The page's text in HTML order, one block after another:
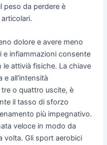
peso da perdere è
dolore e avere meno
e infiammazioni consente
attivià fisiche. La chiave
e all'intensità
o quattro uscite, è
il tasso di sforzo
più impegnativo.
veloce in modo da
volta. Gli sport aerobici